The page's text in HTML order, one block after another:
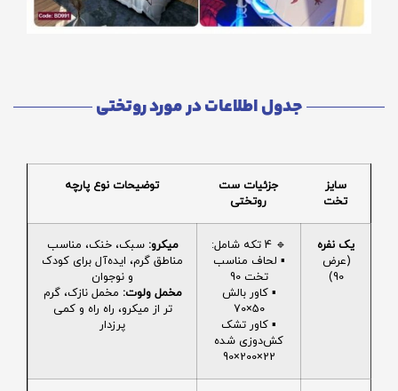
جدول اطلاعات در مورد روتختی
سایز
تخت
جزئیات ست
روتختی
توضیحات نوع پارچه
یک نفره
(عرض
90)
🔹 4 تکه شامل:
▪️ لحاف مناسب
تخت 90
▪️ کاور بالش
50×70
▪️ کاور تشک
کش‌دوزی شده
22×200×90
میکرو: سبک، خنک، مناسب
مناطق گرم، ایده‌آل برای کودک
و نوجوان
مخمل ولوت: مخمل نازک، گرم
تر از میکرو، راه راه و کمی
پرزدار